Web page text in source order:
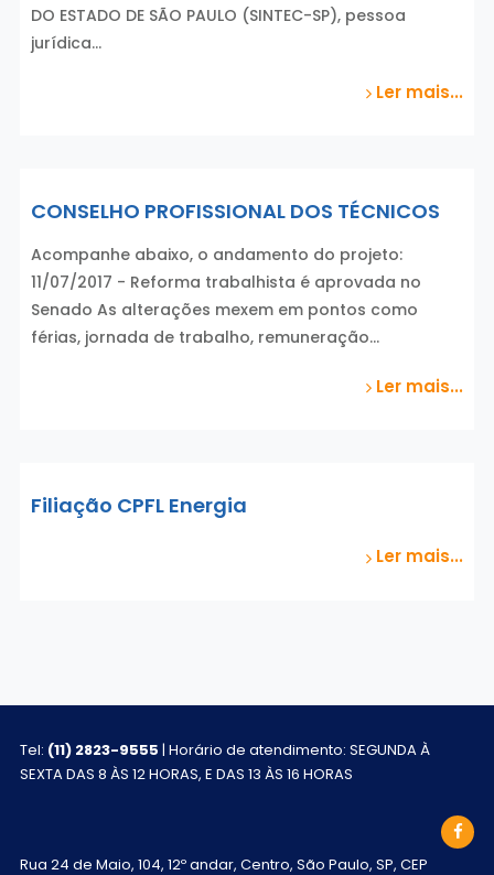
DO ESTADO DE SÃO PAULO (SINTEC-SP), pessoa
jurídica…
Ler mais...
CONSELHO PROFISSIONAL DOS TÉCNICOS
Acompanhe abaixo, o andamento do projeto:
11/07/2017 - Reforma trabalhista é aprovada no
Senado As alterações mexem em pontos como
férias, jornada de trabalho, remuneração…
Ler mais...
Filiação CPFL Energia
Ler mais...
Tel: (11) 2823-9555 | Horário de atendimento: SEGUNDA À
SEXTA DAS 8 ÀS 12 HORAS, E DAS 13 ÀS 16 HORAS
Rua 24 de Maio, 104, 12º andar, Centro, São Paulo, SP, CEP